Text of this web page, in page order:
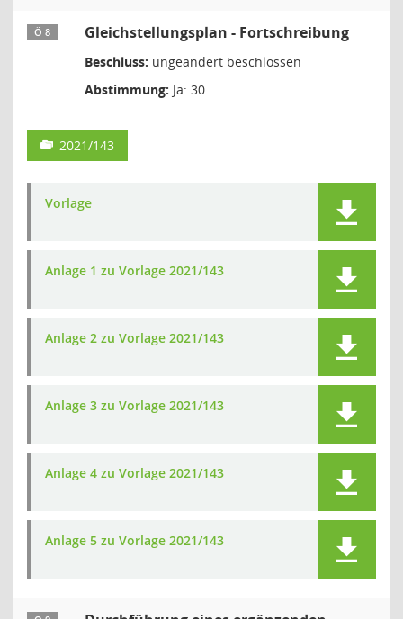
Ö 8 Gleichstellungsplan - Fortschreibung
Beschluss: ungeändert beschlossen
Abstimmung: Ja: 30
2021/143
Vorlage
Anlage 1 zu Vorlage 2021/143
Anlage 2 zu Vorlage 2021/143
Anlage 3 zu Vorlage 2021/143
Anlage 4 zu Vorlage 2021/143
Anlage 5 zu Vorlage 2021/143